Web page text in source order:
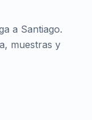
a Santiago.
muestras y